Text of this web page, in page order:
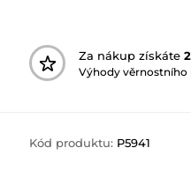
Za nákup získáte
Výhody věrnostního
Kód produktu: P5941